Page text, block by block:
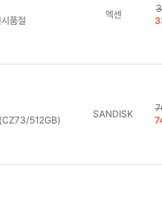
품절
엑센
512GB)
SANDISK